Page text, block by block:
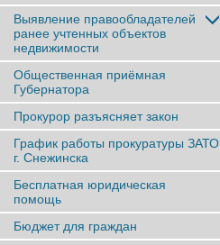
Выявление правообладателей
ранее учтенныx объектов
недвижимости
Общественная приёмная
Губернатора
Прокурор разъясняет закон
График работы прокуратуры ЗАТО
г. Снежинска
Бесплатная юридическая
помощь
Бюджет для граждан